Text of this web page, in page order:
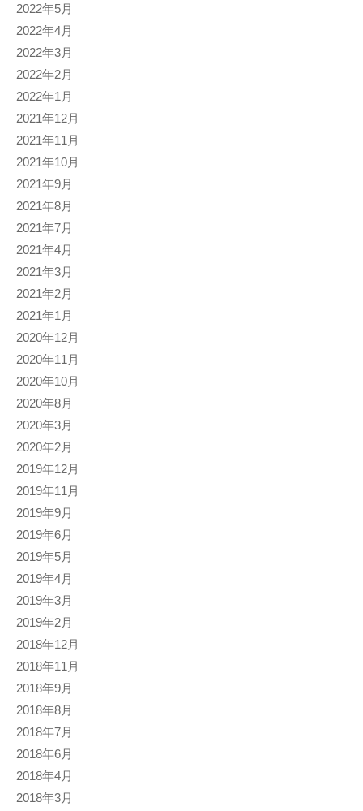
2022年5月
2022年4月
2022年3月
2022年2月
2022年1月
2021年12月
2021年11月
2021年10月
2021年9月
2021年8月
2021年7月
2021年4月
2021年3月
2021年2月
2021年1月
2020年12月
2020年11月
2020年10月
2020年8月
2020年3月
2020年2月
2019年12月
2019年11月
2019年9月
2019年6月
2019年5月
2019年4月
2019年3月
2019年2月
2018年12月
2018年11月
2018年9月
2018年8月
2018年7月
2018年6月
2018年4月
2018年3月